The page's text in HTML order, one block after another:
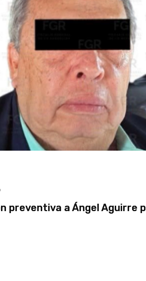
preventiva a Ángel Aguirre